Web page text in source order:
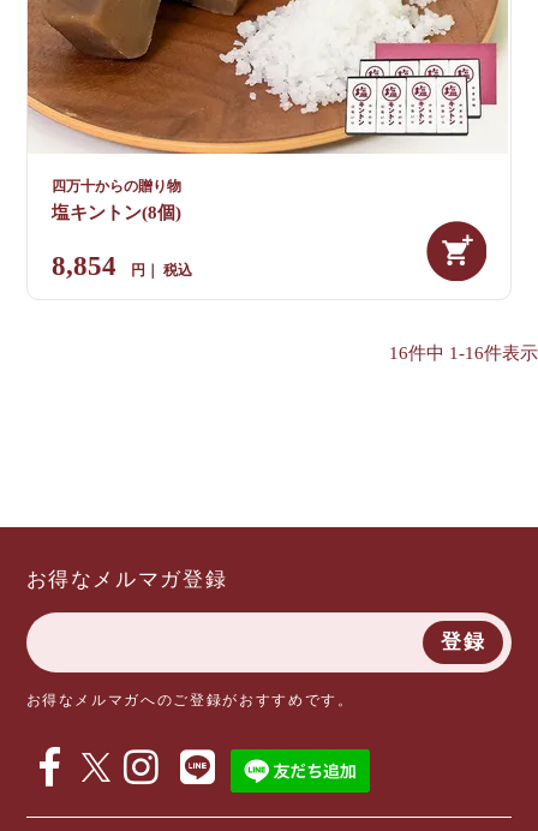
四万十からの贈り物
塩キントン(8個)
8,854 税込
16件中 1-16件表示
お得なメルマガ登録
登録
お得なメルマガへのご登録がおすすめです。